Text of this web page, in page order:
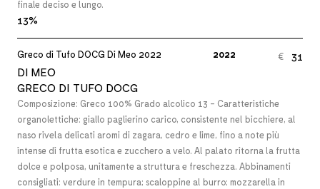
finale deciso e lungo.
13%
Greco di Tufo DOCG Di Meo 2022 2022 €
31
DI MEO
GRECO DI TUFO DOCG
Composizione: Greco 100% Grado alcolico 13 - Caratteristiche
organolettiche: giallo paglierino carico, consistente nel bicchiere, al
naso rivela delicati aromi di zagara, cedro e lime, fino a note più
intense di frutta esotica e zucchero a velo. Al palato ritorna la frutta
dolce e polposa, unitamente a struttura e freschezza. Abbinamenti
consigliati: verdure in tempura; scaloppine al burro; mozzarella in